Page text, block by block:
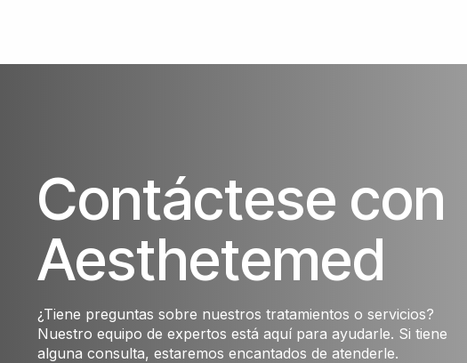
Contáctese con
Aesthetemed
¿Tiene preguntas sobre nuestros tratamientos o servicios?
Nuestro equipo de expertos está aquí para ayudarle. Si tiene
alguna consulta, estaremos encantados de atenderle.